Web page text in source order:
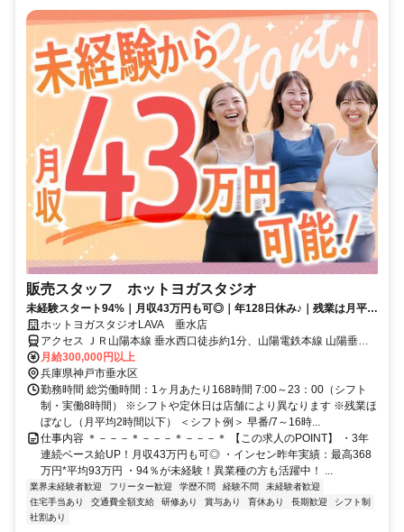
販売スタッフ ホットヨガスタジオ
未経験スタート94%｜月収43万円も可◎｜年128日休み♪｜残業は月平均
2時間以下
ホットヨガスタジオLAVA 垂水店
アクセス ＪＲ山陽本線 垂水西口徒歩約1分、山陽電鉄本線 山陽垂水
西側改札口徒歩約1分、山陽電鉄本線 東垂水徒歩約14分 垂水駅・山
陽垂水駅西口徒歩30分
月給300,000円以上
兵庫県神戸市垂水区
勤務時間 総労働時間：1ヶ月あたり168時間 7:00～23：00（シフト
制・実働8時間） ※シフトや定休日は店舗により異なります ※残業ほ
ぼなし（月平均2時間以下） ＜シフト例＞ 早番/7～16時...
仕事内容 ＊－－－＊－－－＊－－－＊ 【この求人のPOINT】 ・3年
連続ベース給UP！月収43万円も可◎ ・インセン昨年実績：最高368
万円*平均93万円 ・94％が未経験！異業種の方も活躍中！ ...
業界未経験者歓迎 フリーター歓迎 学歴不問 経験不問
未経験者歓迎
住宅手当あり
交通費全額支給 研修あり 賞与あり 育休あり 長期歓迎
シフト制
社割あり